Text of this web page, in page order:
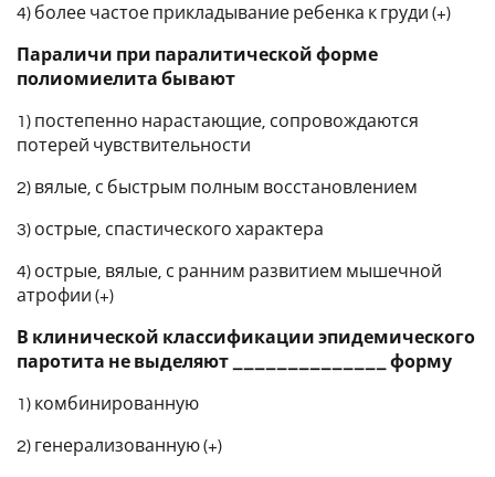
4) более частое прикладывание ребенка к груди (+)
Параличи при паралитической форме
полиомиелита бывают
1) постепенно нарастающие, сопровождаются
потерей чувствительности
2) вялые, с быстрым полным восстановлением
3) острые, спастического характера
4) острые, вялые, с ранним развитием мышечной
атрофии (+)
В клинической классификации эпидемического
паротита не выделяют ______________ форму
1) комбинированную
2) генерализованную (+)